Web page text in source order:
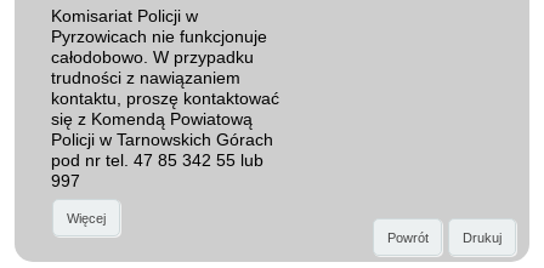
Komisariat Policji w
Pyrzowicach nie funkcjonuje
całodobowo. W przypadku
trudności z nawiązaniem
kontaktu, proszę kontaktować
się z Komendą Powiatową
Policji w Tarnowskich Górach
pod nr tel. 47 85 342 55 lub
997
Więcej
Powrót
Drukuj